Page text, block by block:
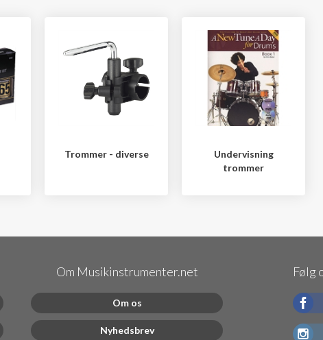
Trommer - diverse
Undervisning
trommer
Om Musikinstrumenter.net
Om os
Nyhedsbrev
Følg